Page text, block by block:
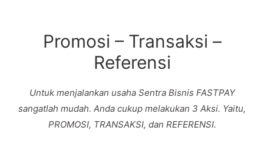
Promosi – Transaksi –
Referensi
Untuk menjalankan usaha Sentra Bisnis FASTPAY
sangatlah mudah. Anda cukup melakukan 3 Aksi. Yaitu,
PROMOSI, TRANSAKSI, dan REFERENSI.